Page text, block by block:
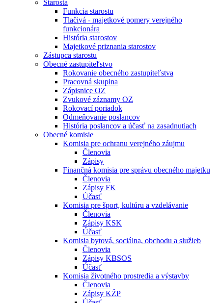
Starosta
Funkcia starostu
Tlačivá - majetkové pomery verejného
funkcionára
História starostov
Majetkové priznania starostov
Zástupca starostu
Obecné zastupiteľstvo
Rokovanie obecného zastupiteľstva
Pracovná skupina
Zápisnice OZ
Zvukové záznamy OZ
Rokovací poriadok
Odmeňovanie poslancov
História poslancov a účasť na zasadnutiach
Obecné komisie
Komisia pre ochranu verejného záujmu
Členovia
Zápisy
Finančná komisia pre správu obecného majetku
Členovia
Zápisy FK
Účasť
Komisia pre šport, kultúru a vzdelávanie
Členovia
Zápisy KSK
Účasť
Komisia bytová, sociálna, obchodu a služieb
Členovia
Zápisy KBSOS
Účasť
Komisia životného prostredia a výstavby
Členovia
Zápisy KŽP